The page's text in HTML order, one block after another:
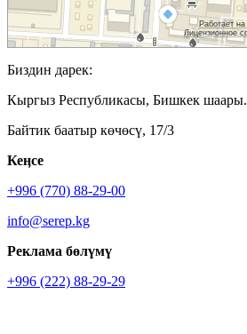
Биздин дарек:
Кыргыз Республикасы, Бишкек шаары.
Байтик баатыр көчөсү, 17/3
Кеӊсе
+996 (770) 88-29-00
info@serep.kg
Реклама бөлүмү
+996 (222) 88-29-29